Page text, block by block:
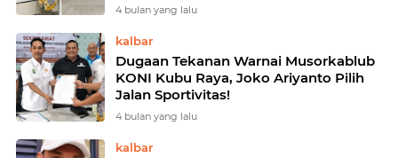
4 bulan yang lalu
kalbar
Dugaan Tekanan Warnai Musorkablub
KONI Kubu Raya, Joko Ariyanto Pilih
Jalan Sportivitas!
4 bulan yang lalu
kalbar